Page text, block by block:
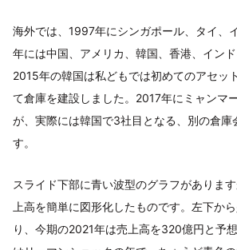
海外では、1997年にシンガポール、タイ、
年には中国、アメリカ、韓国、香港、インド
2015年の韓国は私どもでは初めてのアセッ
て倉庫を建設しました。2017年にミャンマ
が、実際には韓国で3社目となる、別の倉庫
す。
スライド下部に青い波型のグラフがありま
上高を簡単に図形化したものです。左下か
り、今期の2021年は売上高を320億円と予